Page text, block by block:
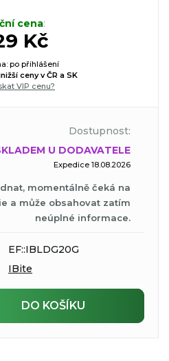
cena:
Kč
po přihlášení
ceny v ČR a SK
VIP cenu?
Dostupnost:
U DODAVATELE
Expedice 18.08.2026
momentálně čeká na
a může obsahovat zatím
neúplné informace.
EF::IBLDG20G
IBite
DO KOŠÍKU